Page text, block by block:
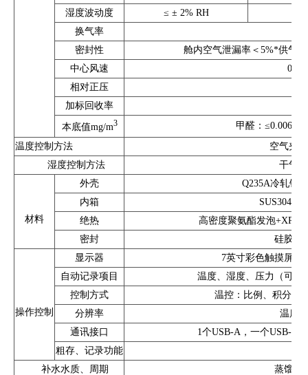
湿度波动度
≤ ± 2% RH
换气率
密封性
舱内空气泄漏率＜5%*供气
中心风速
0.1-
相对正压
加标回收率
本底值mg/m3
甲醛：≤0.006;
温度控制方法
空气夹
湿度控制方法
干气
材料
外壳
Q235A冷轧钢
内箱
SUS304镜
绝热
高密度聚氨酯发泡+XPS
密封
硅胶（
操作控制
显示器
7英寸彩色触摸屏，
自动记录项目
温度、湿度、压力（可选
控制方式
温控：比例、积分、
分辨率
温度
通讯接口
1个USB-A，一个USB-B
粗存、记录功能
补水水质、周期
蒸馏水